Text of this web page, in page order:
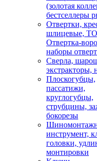
(золотая
бестселлеры
Отвертки,
шлицевые,
Отвертка-
наборы
Сверла,
экстракторы,
Плоскогубцы,
пассатижи,
круглогубцы,
струбцины,
бокорезы
инструмент,
головки,
монтировки